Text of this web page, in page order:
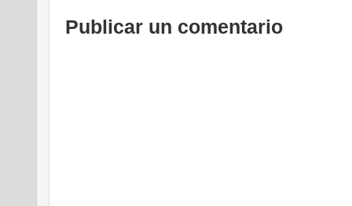
Publicar un comentario